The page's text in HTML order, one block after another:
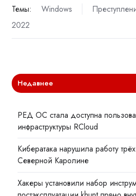
Темы: Windows
2022
Недавнее
РЕД ОС стала доступна
инфраструктуры RCloud
Кибератака нарушила работу
Северной Каролине
Хакеры установили набор